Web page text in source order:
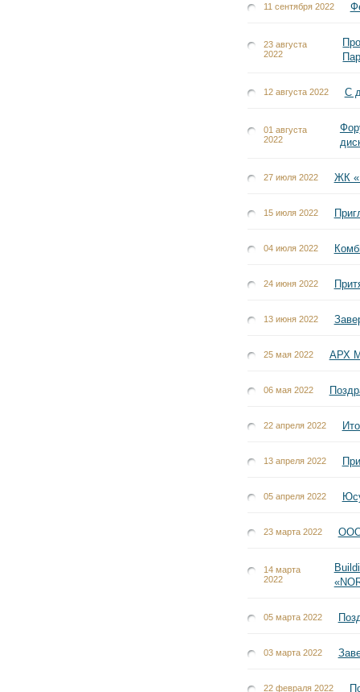
11 сентября 2022
23 августа
2022
12 августа 2022 С
01 августа
2022
27 июля 2022 ЖК
15 июля 2022
04 июля 2022
24 июня 2022
13 июня 2022
25 мая 2022 АРХ
06 мая 2022
22 апреля 2022
13 апреля 2022
05 апреля 2022
23 марта 2022 ООО
14 марта
2022
05 марта 2022
03 марта 2022
22 февраля 2022